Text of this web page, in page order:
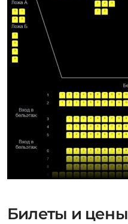
Билеты и цены